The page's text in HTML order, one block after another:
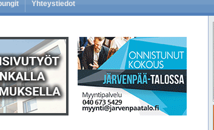
Yhteystiedot